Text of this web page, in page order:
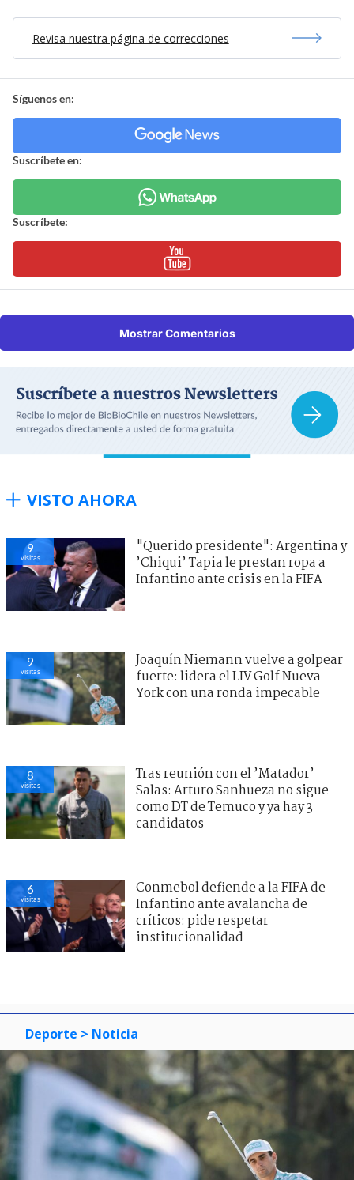
Revisa nuestra página de correcciones
Síguenos en:
Suscríbete en:
Suscríbete:
Mostrar Comentarios
VISTO AHORA
9
visitas
"Querido presidente": Argentina y
’Chiqui’ Tapia le prestan ropa a
Infantino ante crisis en la FIFA
9
visitas
Joaquín Niemann vuelve a golpear
fuerte: lidera el LIV Golf Nueva
York con una ronda impecable
8
visitas
Tras reunión con el ’Matador’
Salas: Arturo Sanhueza no sigue
como DT de Temuco y ya hay 3
candidatos
6
visitas
Conmebol defiende a la FIFA de
Infantino ante avalancha de
críticos: pide respetar
institucionalidad
Deporte > Noticia